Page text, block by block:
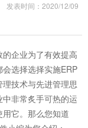
发表时间：2020/12/09
企业为了有效提高
选择选择实施ERP
技术与先进管理思
非常炙手可热的运
它。那么您知道